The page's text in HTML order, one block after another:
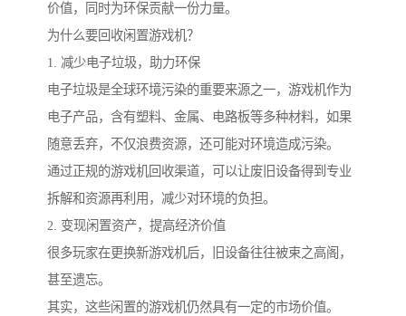
价值，同时为环保贡献一份力量。
为什么要回收闲置游戏机？
1. 减少电子垃圾，助力环保
电子垃圾是全球环境污染的重要来源之一，游戏机作为
电子产品，含有塑料、金属、电路板等多种材料，如果
随意丢弃，不仅浪费资源，还可能对环境造成污染。
通过正规的游戏机回收渠道，可以让废旧设备得到专业
拆解和资源再利用，减少对环境的负担。
2. 变现闲置资产，提高经济价值
很多玩家在更换新游戏机后，旧设备往往被束之高阁，
甚至遗忘。
其实，这些闲置的游戏机仍然具有一定的市场价值。